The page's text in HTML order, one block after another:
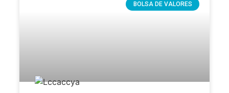
BOLSA DE VALORES